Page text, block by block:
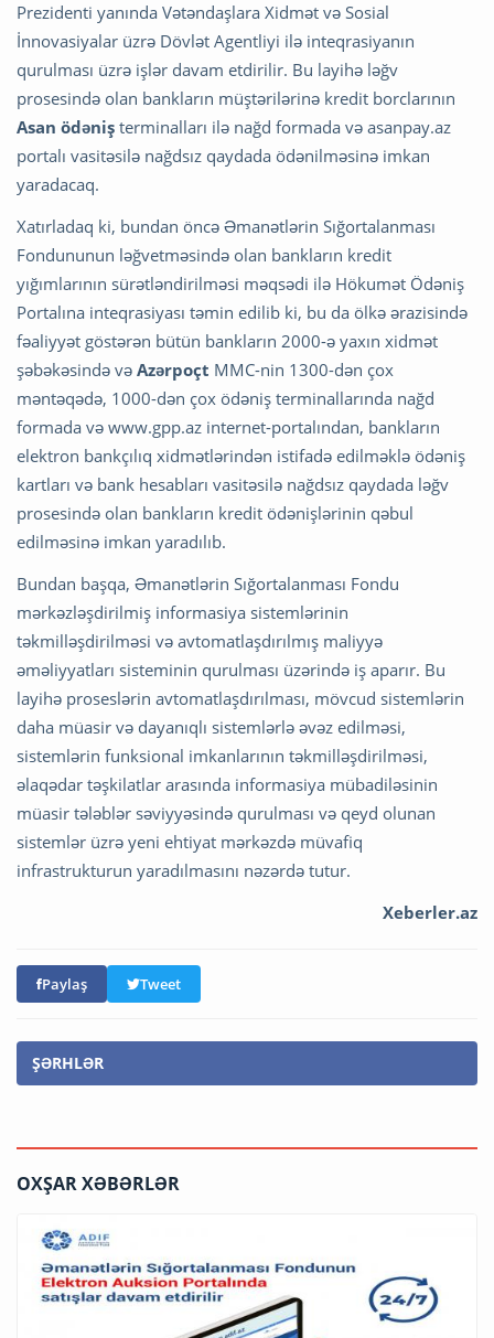
Prezidenti yanında Vətəndaşlara Xidmət və Sosial
İnnovasiyalar üzrə Dövlət Agentliyi ilə inteqrasiyanın
qurulması üzrə işlər davam etdirilir. Bu layihə ləğv
prosesində olan bankların müştərilərinə kredit borclarının
Asan ödəniş terminalları ilə nağd formada və asanpay.az
portalı vasitəsilə nağdsız qaydada ödənilməsinə imkan
yaradacaq.
Xatırladaq ki, bundan öncə Əmanətlərin Sığortalanması
Fondununun ləğvetməsində olan bankların kredit
yığımlarının sürətləndirilməsi məqsədi ilə Hökumət Ödəniş
Portalına inteqrasiyası təmin edilib ki, bu da ölkə ərazisində
fəaliyyət göstərən bütün bankların 2000-ə yaxın xidmət
şəbəkəsində və Azərpoçt MMC-nin 1300-dən çox
məntəqədə, 1000-dən çox ödəniş terminallarında nağd
formada və www.gpp.az internet-portalından, bankların
elektron bankçılıq xidmətlərindən istifadə edilməklə ödəniş
kartları və bank hesabları vasitəsilə nağdsız qaydada ləğv
prosesində olan bankların kredit ödənişlərinin qəbul
edilməsinə imkan yaradılıb.
Bundan başqa, Əmanətlərin Sığortalanması Fondu
mərkəzləşdirilmiş informasiya sistemlərinin
təkmilləşdirilməsi və avtomatlaşdırılmış maliyyə
əməliyyatları sisteminin qurulması üzərində iş aparır. Bu
layihə proseslərin avtomatlaşdırılması, mövcud sistemlərin
daha müasir və dayanıqlı sistemlərlə əvəz edilməsi,
sistemlərin funksional imkanlarının təkmilləşdirilməsi,
əlaqədar təşkilatlar arasında informasiya mübadiləsinin
müasir tələblər səviyyəsində qurulması və qeyd olunan
sistemlər üzrə yeni ehtiyat mərkəzdə müvafiq
infrastrukturun yaradılmasını nəzərdə tutur.
Xeberler.az
Paylaş Tweet
ŞƏRHLƏR
OXŞAR XƏBƏRLƏR